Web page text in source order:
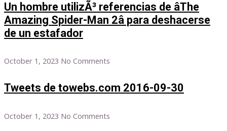
Un hombre utilizÃ³ referencias de âThe
Amazing Spider-Man 2â para deshacerse
de un estafador
October 1, 2023 No Comments
Tweets de towebs.com 2016-09-30
October 1, 2023 No Comments